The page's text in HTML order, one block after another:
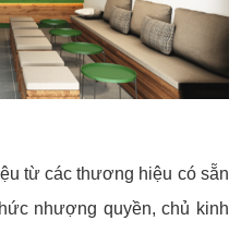
từ các thương hiệu có sẵn
nhượng quyền, chủ kinh